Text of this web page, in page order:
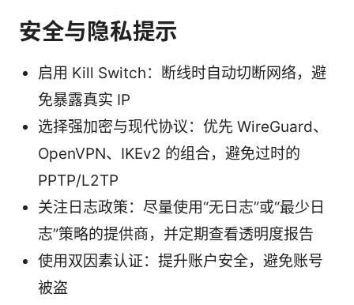
安全与隐私提示
启用 Kill Switch：断线时自动切断网络，避
免暴露真实 IP
选择强加密与现代协议：优先 WireGuard、
OpenVPN、IKEv2 的组合，避免过时的
PPTP/L2TP
关注日志政策：尽量使用“无日志”或“最少日
志”策略的提供商，并定期查看透明度报告
使用双因素认证：提升账户安全，避免账号
被盗